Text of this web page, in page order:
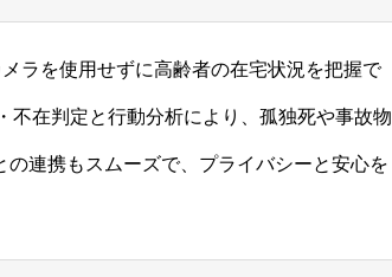
ラを使用せずに高齢者の在宅状況を把握で
不在判定と行動分析により、孤独死や事故物
連携もスムーズで、プライバシーと安心を